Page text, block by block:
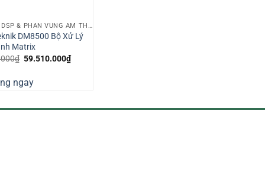
MATRIX, DSP & PHÂN VÙNG ÂM THANH
DM8500 Bộ Xử Lý
Matrix
₫ Giá
68.440.000₫.
59.510.000₫Giá
hiện
ngay